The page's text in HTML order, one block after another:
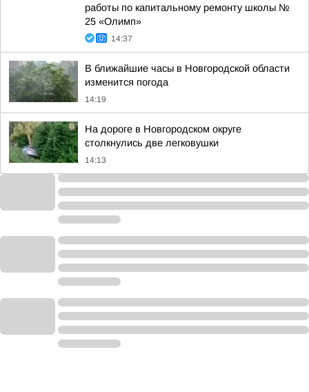
работы по капитальному ремонту школы №
25 «Олимп»
14:37
В ближайшие часы в Новгородской области
изменится погода
14:19
На дороге в Новгородском округе
столкнулись две легковушки
14:13